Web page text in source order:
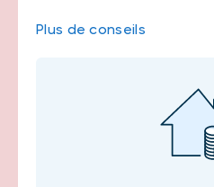
Plus de conseils